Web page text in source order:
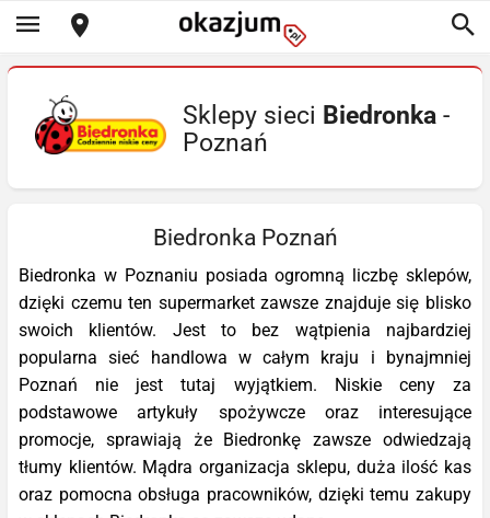
Sklepy sieci Biedronka -
Poznań
Biedronka Poznań
Biedronka w Poznaniu posiada ogromną liczbę sklepów,
dzięki czemu ten supermarket zawsze znajduje się blisko
swoich klientów. Jest to bez wątpienia najbardziej
popularna sieć handlowa w całym kraju i bynajmniej
Poznań nie jest tutaj wyjątkiem. Niskie ceny za
podstawowe artykuły spożywcze oraz interesujące
promocje, sprawiają że Biedronkę zawsze odwiedzają
tłumy klientów. Mądra organizacja sklepu, duża ilość kas
oraz pomocna obsługa pracowników, dzięki temu zakupy